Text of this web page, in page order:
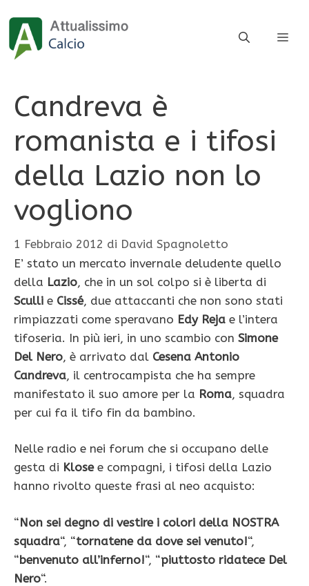
contenuto
Candreva è
romanista e i tifosi
della Lazio non lo
vogliono
1 Febbraio 2012 di David Spagnoletto
E’ stato un mercato invernale deludente quello
della Lazio, che in un sol colpo si è liberta di
Sculli e Cissé, due attaccanti che non sono stati
rimpiazzati come speravano Edy Reja e l’intera
tifoseria. In più ieri, in uno scambio con Simone
Del Nero, è arrivato dal Cesena Antonio
Candreva, il centrocampista che ha sempre
manifestato il suo amore per la Roma, squadra
per cui fa il tifo fin da bambino.
Nelle radio e nei forum che si occupano delle
gesta di Klosee compagni, i tifosi della Lazio
hanno rivolto queste frasi al neo acquisto:
“Non sei degno di vestire i colori della NOSTRA
squadra“, “tornatene da dove sei venuto!“,
“benvenuto all’inferno!“, “piuttosto ridatece Del
Nero“.